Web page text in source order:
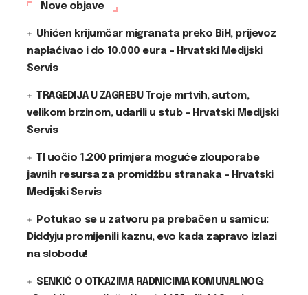
Nove objave
Uhićen krijumčar migranata preko BiH, prijevoz
naplaćivao i do 10.000 eura – Hrvatski Medijski
Servis
TRAGEDIJA U ZAGREBU Troje mrtvih, autom,
velikom brzinom, udarili u stub – Hrvatski Medijski
Servis
TI uočio 1.200 primjera moguće zlouporabe
javnih resursa za promidžbu stranaka – Hrvatski
Medijski Servis
Potukao se u zatvoru pa prebačen u samicu:
Diddyju promijenili kaznu, evo kada zapravo izlazi
na slobodu!
SENKIĆ O OTKAZIMA RADNICIMA KOMUNALNOG: